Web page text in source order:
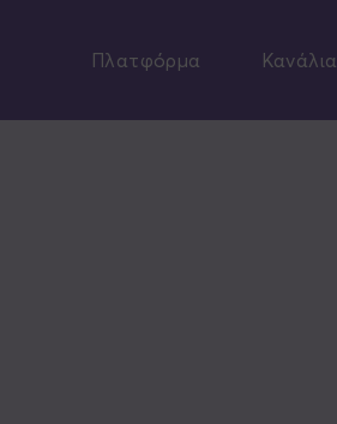
Πλατφόρμα Κανάλια